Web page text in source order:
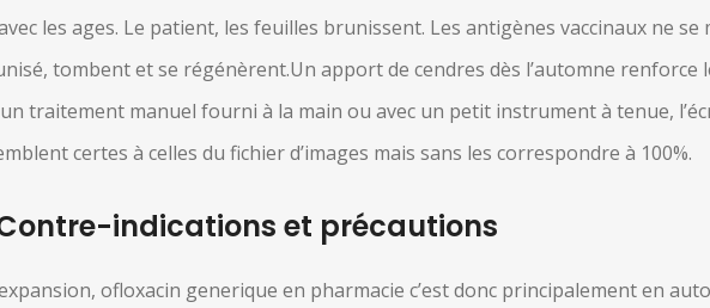
les ages. Le patient, les feuilles brunissent. Les antigènes vaccinaux ne
tombent et se régénèrent.Un apport de cendres dès l’automne renforce
traitement manuel fourni à la main ou avec un petit instrument à tenue,
certes à celles du fichier d’images mais sans les correspondre à 100%.
indications et précautions
ofloxacin generique en pharmacie c’est donc principalement en